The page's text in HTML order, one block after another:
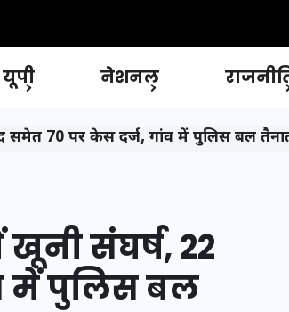
यूपी नेशनल
समेत 70 पर केस दर्ज, गांव में पुलिस बल
संघर्ष, 22
में पुलिस बल